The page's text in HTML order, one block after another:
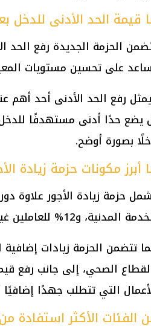
قيمة الحد الأدنى للدخل
على تحسين مستويات
رفع الحد الأدنى أحد أهم
يضع حدًا أدنى مستهدفًا
بصورة أوضح.
أبرز مكونات حزمة زيادة
حزمة زيادة الأجور علاوة
المدنية، و12% للعاملين غير المخاطبين بالقانون.
تتضمن الحزمة زيادات
الصحي، إلى جانب رفع
التي تتطلب جهدًا
الفئات الأكثر استفادة من